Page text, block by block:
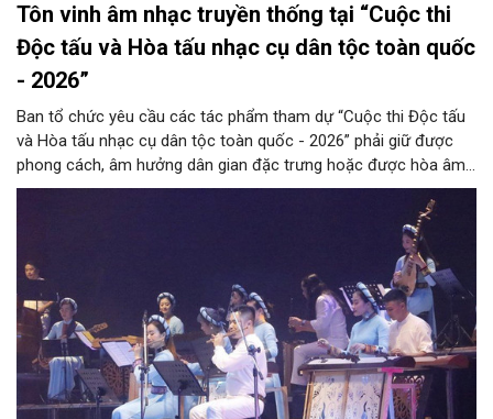
Tôn vinh âm nhạc truyền thống tại “Cuộc thi
Độc tấu và Hòa tấu nhạc cụ dân tộc toàn quốc
- 2026”
Ban tổ chức yêu cầu các tác phẩm tham dự “Cuộc thi Độc tấu
và Hòa tấu nhạc cụ dân tộc toàn quốc - 2026” phải giữ được
phong cách, âm hưởng dân gian đặc trưng hoặc được hòa âm,
phối khí mới trên nền tảng làn điệu âm nhạc truyền thống Việt
Nam, đồng thời phải được trình diễn trực tiếp bằng nhạc cụ dân